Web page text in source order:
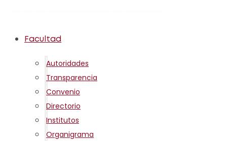
Facultad
Autoridades
Transparencia
Convenio
Directorio
Institutos
Organigrama